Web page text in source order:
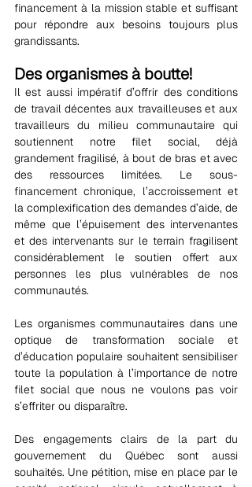
financement à la mission stable et suffisant
pour répondre aux besoins toujours plus
grandissants.
Des organismes à boutte!
Il est aussi impératif d’offrir des conditions
de travail décentes aux travailleuses et aux
travailleurs du milieu communautaire qui
soutiennent notre filet social, déjà
grandement fragilisé, à bout de bras et avec
des ressources limitées. Le sous-
financement chronique, l’accroissement et
la complexification des demandes d’aide, de
même que l’épuisement des intervenantes
et des intervenants sur le terrain fragilisent
considérablement le soutien offert aux
personnes les plus vulnérables de nos
communautés.
Les organismes communautaires dans une
optique de transformation sociale et
d’éducation populaire souhaitent sensibiliser
toute la population à l’importance de notre
filet social que nous ne voulons pas voir
s’effriter ou disparaître.
Des engagements clairs de la part du
gouvernement du Québec sont aussi
souhaités. Une pétition, mise en place par le